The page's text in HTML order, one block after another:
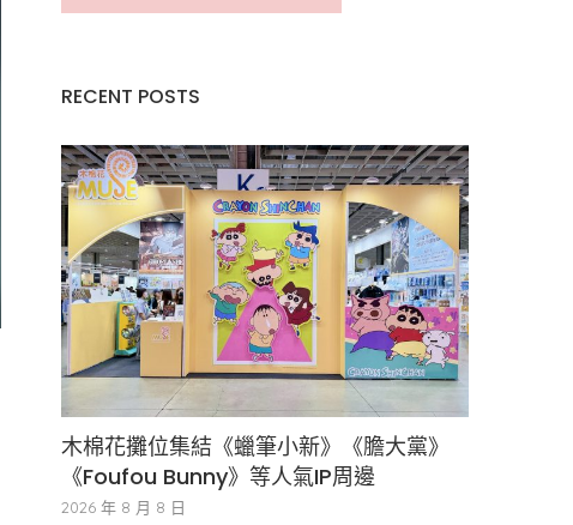
RECENT POSTS
木棉花攤位集結《蠟筆小新》《膽大黨》
《Foufou Bunny》等人氣IP周邊
2026 年 8 月 8 日